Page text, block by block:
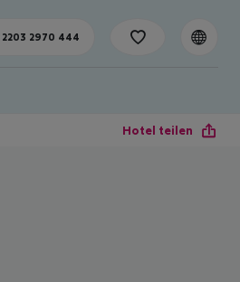
2970 444
Hotel teilen